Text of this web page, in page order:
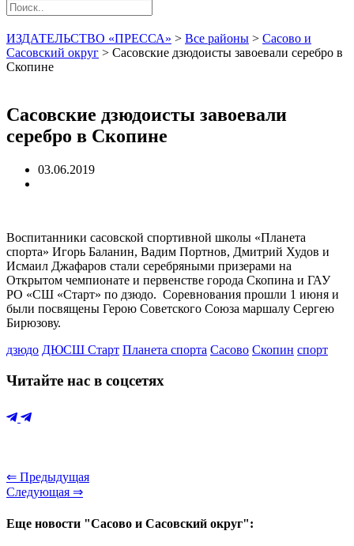
ИЗДАТЕЛЬСТВО «ПРЕССА» > Все районы > Сасово и
Сасовский округ > Сасовские дзюдоисты завоевали серебро в
Скопине
Сасовские дзюдоисты завоевали
серебро в Скопине
03.06.2019
Воспитанники cасовской спортивной школы «Планета
спорта» Игорь Баланин, Вадим Портнов, Дмитрий Худов и
Исмаил Джафаров стали серебряными призерами на
Открытом чемпионате и первенстве города Скопина и ГАУ
РО «СШ «Старт» по дзюдо. Соревнования прошли 1 июня и
были посвящены Герою Советского Союза маршалу Сергею
Бирюзову.
дзюдо ДЮСШ Старт Планета спорта Сасово Скопин спорт
Читайте нас в соцсетях
⇐ Предыдущая
Следующая ⇒
Еще новости "Сасово и Сасовский округ":